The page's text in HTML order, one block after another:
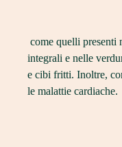
integrali e nelle
e cibi fritti. Inoltre,
le malattie cardiache.